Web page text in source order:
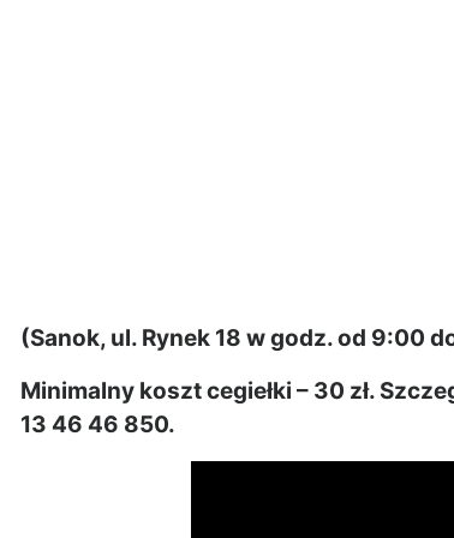
(Sanok, ul. Rynek 18 w godz. od 9:00
Minimalny koszt cegiełki – 30 zł.
13 46 46 850.